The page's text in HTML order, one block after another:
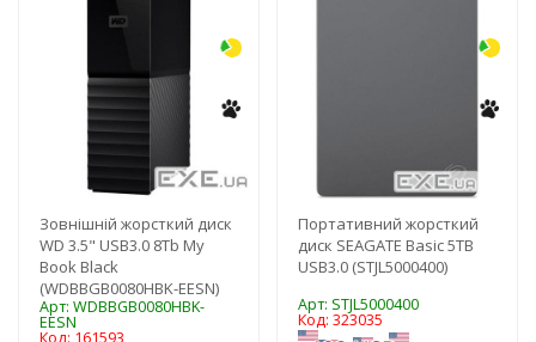
Зовнішній жорсткий диск
WD 3.5" USB3.0 8Tb My
Book Black
(WDBBGB0080HBK-EESN)
Арт: WDBBGB0080HBK-
EESN
Код: 161593
Портативний жорсткий
диск SEAGATE Basic 5TB
USB3.0 (STJL5000400)
Арт: STJL5000400
Код: 323035